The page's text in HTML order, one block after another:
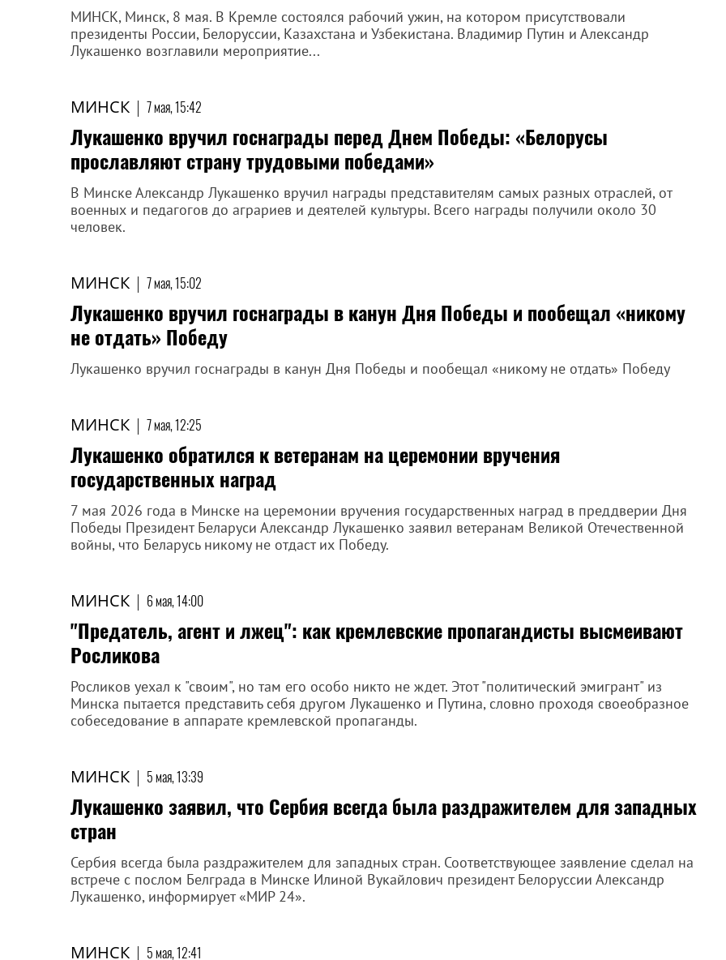
МИНСК, Минск, 8 мая. В Кремле состоялся рабочий ужин, на котором присутствовали
президенты России, Белоруссии, Казахстана и Узбекистана. Владимир Путин и Александр
Лукашенко возглавили мероприятие...
МИНСК | 7 мая, 15:42
Лукашенко вручил госнаграды перед Днем Победы: «Белорусы
прославляют страну трудовыми победами»
В Минске Александр Лукашенко вручил награды представителям самых разных отраслей, от
военных и педагогов до аграриев и деятелей культуры. Всего награды получили около 30
человек.
МИНСК | 7 мая, 15:02
Лукашенко вручил госнаграды в канун Дня Победы и пообещал «никому
не отдать» Победу
Лукашенко вручил госнаграды в канун Дня Победы и пообещал «никому не отдать» Победу
МИНСК | 7 мая, 12:25
Лукашенко обратился к ветеранам на церемонии вручения
государственных наград
7 мая 2026 года в Минске на церемонии вручения государственных наград в преддверии Дня
Победы Президент Беларуси Александр Лукашенко заявил ветеранам Великой Отечественной
войны, что Беларусь никому не отдаст их Победу.
МИНСК | 6 мая, 14:00
"Предатель, агент и лжец": как кремлевские пропагандисты высмеивают
Росликова
Росликов уехал к "своим", но там его особо никто не ждет. Этот "политический эмигрант" из
Минска пытается представить себя другом Лукашенко и Путина, словно проходя своеобразное
собеседование в аппарате кремлевской пропаганды.
МИНСК | 5 мая, 13:39
Лукашенко заявил, что Сербия всегда была раздражителем для западных
стран
Сербия всегда была раздражителем для западных стран. Соответствующее заявление сделал на
встрече с послом Белграда в Минске Илиной Вукайлович президент Белоруссии Александр
Лукашенко, информирует «МИР 24».
МИНСК | 5 мая, 12:41